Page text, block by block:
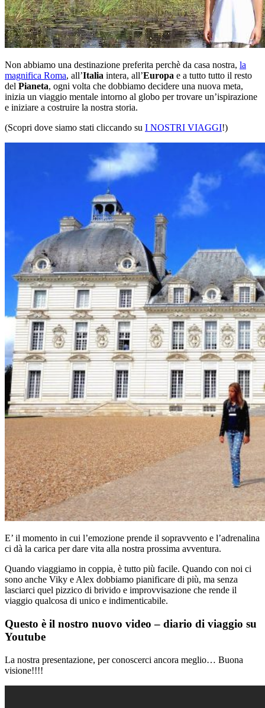
Non abbiamo una destinazione preferita perchè da casa nostra, la
magnifica Roma, all’Italia intera, all’Europa e a tutto tutto il resto
del Pianeta, ogni volta che dobbiamo decidere una nuova meta,
inizia un viaggio mentale intorno al globo per trovare un’ispirazione
e iniziare a costruire la nostra storia.
(Scopri dove siamo stati cliccando su I NOSTRI VIAGGI!)
E’ il momento in cui l’emozione prende il sopravvento e l’adrenalina
ci dà la carica per dare vita alla nostra prossima avventura.
Quando viaggiamo in coppia, è tutto più facile. Quando con noi ci
sono anche Viky e Alex dobbiamo pianificare di più, ma senza
lasciarci quel pizzico di brivido e improvvisazione che rende il
viaggio qualcosa di unico e indimenticabile.
Questo è il nostro nuovo video – diario di viaggio su
Youtube
La nostra presentazione, per conoscerci ancora meglio… Buona
visione!!!!